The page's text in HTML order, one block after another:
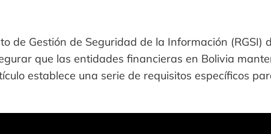
de Gestión de Seguridad de la Información
que las entidades financieras en Bolivia
establece una serie de requisitos específicos